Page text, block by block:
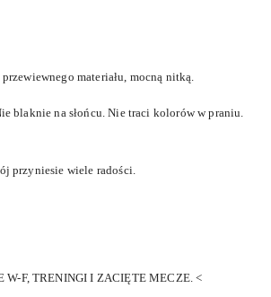
materiału, mocną nitką.
blaknie na słońcu. Nie traci kolorów w praniu.
przyniesie wiele radości.
W-F, TRENINGI I ZACIĘTE MECZE. <